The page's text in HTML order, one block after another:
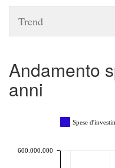
Trend
Andamento
anni
Spese
600.000.000